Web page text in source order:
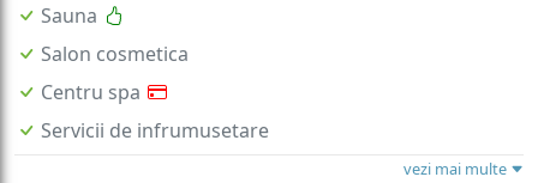
Sauna
Salon cosmetica
Centru spa
Servicii de infrumusetare
vezi mai multe